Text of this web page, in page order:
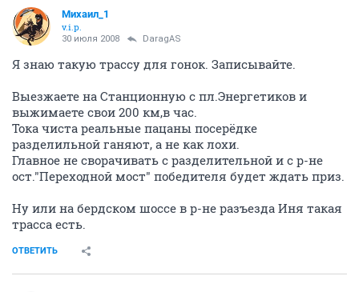
Михаил_1
v.i.p.
30 июля 2008 DaragAS
Я знаю такую трассу для гонок. Записывайте.
Выезжаете на Станционную с пл.Энергетиков и
выжимаете свои 200 км,в час.
Тока чиста реальные пацаны посерёдке
разделильной ганяют, а не как лохи.
Главное не сворачивать с разделительной и с р-не
ост."Переходной мост" победителя будет ждать приз.
Ну или на бердском шоссе в р-не разъезда Иня такая
трасса есть.
ОТВЕТИТЬ